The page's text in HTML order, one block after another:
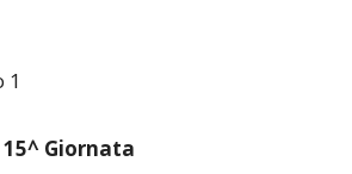
1
15^ Giornata